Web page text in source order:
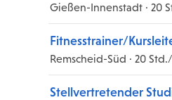
Gießen-Innenstadt · 20
Fitnesstrainer/
Remscheid-Süd · 20
Stellvertretender